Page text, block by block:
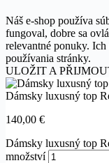
Náš e-shop používa
fungoval, dobre sa
relevantné ponuky.
používania stránky.
ULOŽIT A
Dámsky luxusný top
140,00 €
Dámsky luxusný top
množství